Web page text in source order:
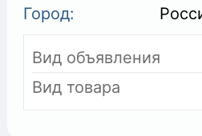
Город:
Вид объявления
Вид товара